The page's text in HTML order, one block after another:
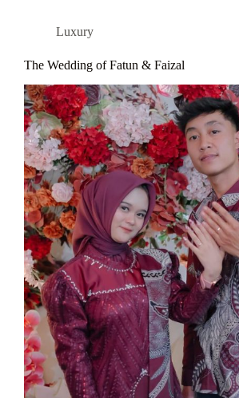
Luxury
The Wedding of Fatun & Faizal